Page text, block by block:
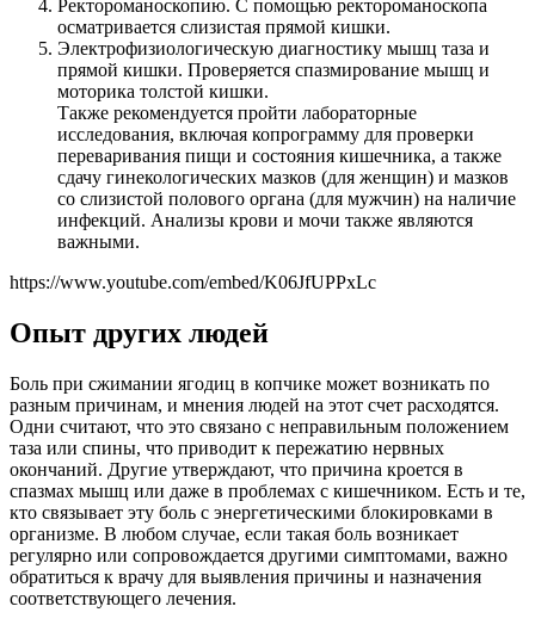
Ректороманоскопию. С помощью ректороманоскопа
осматривается слизистая прямой кишки.
Электрофизиологическую диагностику мышц таза и
прямой кишки. Проверяется спазмирование мышц и
моторика толстой кишки.
Также рекомендуется пройти лабораторные
исследования, включая копрограмму для проверки
переваривания пищи и состояния кишечника, а также
сдачу гинекологических мазков (для женщин) и мазков
со слизистой полового органа (для мужчин) на наличие
инфекций. Анализы крови и мочи также являются
важными.
https://www.youtube.com/embed/K06JfUPPxLc
Опыт других людей
Боль при сжимании ягодиц в копчике может возникать по
разным причинам, и мнения людей на этот счет расходятся.
Одни считают, что это связано с неправильным положением
таза или спины, что приводит к пережатию нервных
окончаний. Другие утверждают, что причина кроется в
спазмах мышц или даже в проблемах с кишечником. Есть и те,
кто связывает эту боль с энергетическими блокировками в
организме. В любом случае, если такая боль возникает
регулярно или сопровождается другими симптомами, важно
обратиться к врачу для выявления причины и назначения
соответствующего лечения.